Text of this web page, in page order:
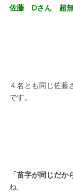
佐藤 Dさん 超無
４名とも同じ佐藤
です。
「苗字が同じだか
ね。